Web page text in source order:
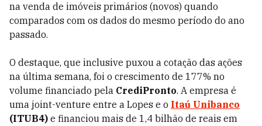
na venda de imóveis primários (novos) quando
comparados com os dados do mesmo período do ano
passado.
O destaque, que inclusive puxou a cotação das ações
na última semana, foi o crescimento de 177% no
volume financiado pela CrediPronto. A empresa é
uma joint-venture entre a Lopes e o Itaú Unibanco
(ITUB4) e financiou mais de 1,4 bilhão de reais em